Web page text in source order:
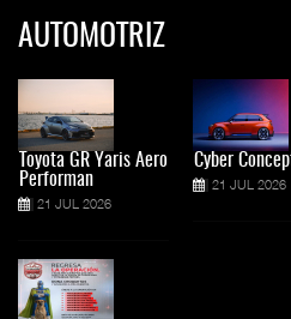
AUTOMOTRIZ
Toyota GR Yaris Aero
Performan
21 JUL 2026
Cyber
21 JUL 2026